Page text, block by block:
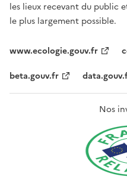
les lieux recevant du public
le plus largement possible.
www.ecologie.gouv.fr
beta.gouv.fr
Nos